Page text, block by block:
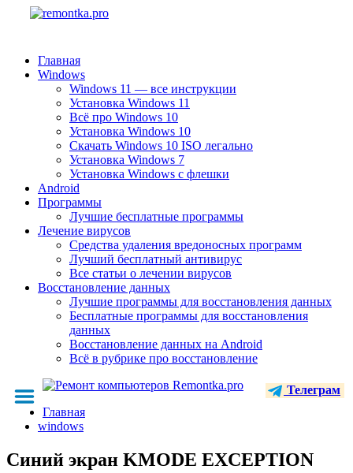
Главная
Windows
Windows 11 — все инструкции
Установка Windows 11
Всё про Windows 10
Установка Windows 10
Скачать Windows 10 ISO легально
Установка Windows 7
Установка Windows с флешки
Android
Программы
Лучшие бесплатные программы
Лечение вирусов
Средства удаления вредоносных программ
Лучший бесплатный антивирус
Все статьи о лечении вирусов
Восстановление данных
Лучшие программы для восстановления данных
Бесплатные программы для восстановления
данных
Восстановление данных на Android
Всё в рубрике про восстановление
Телеграм
Главная
windows
Синий экран KMODE EXCEPTION